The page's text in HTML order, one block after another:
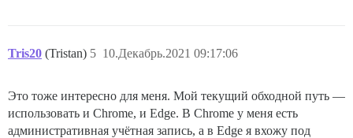
Tris20 (Tristan) 10.Декабрь.2021 09:17:06
5
Это тоже интересно для меня. Мой текущий обходной путь —
использовать и Chrome, и Edge. В Chrome у меня есть
административная учётная запись, а в Edge я вхожу под